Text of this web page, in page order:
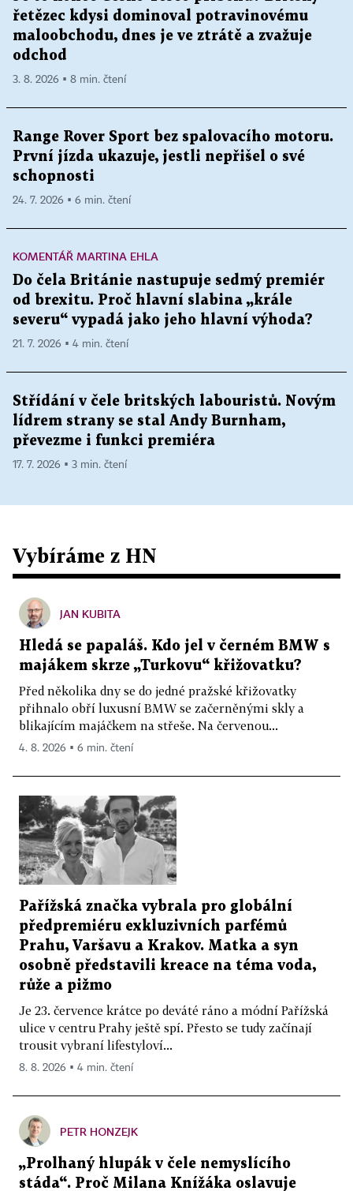
řetězec kdysi dominoval potravinovému
maloobchodu, dnes je ve ztrátě a zvažuje
odchod
3. 8. 2026 ▪ 8 min. čtení
Range Rover Sport bez spalovacího motoru.
První jízda ukazuje, jestli nepřišel o své
schopnosti
24. 7. 2026 ▪ 6 min. čtení
KOMENTÁŘ MARTINA EHLA
Do čela Británie nastupuje sedmý premiér
od brexitu. Proč hlavní slabina „krále
severu“ vypadá jako jeho hlavní výhoda?
21. 7. 2026 ▪ 4 min. čtení
Střídání v čele britských labouristů. Novým
lídrem strany se stal Andy Burnham,
převezme i funkci premiéra
17. 7. 2026 ▪ 3 min. čtení
Vybíráme z HN
JAN KUBITA
Hledá se papaláš. Kdo jel v černém BMW s
majákem skrze „Turkovu“ křižovatku?
Před několika dny se do jedné pražské křižovatky
přihnalo obří luxusní BMW se začerněnými skly a
blikajícím majáčkem na střeše. Na červenou...
4. 8. 2026 ▪ 6 min. čtení
Pařížská značka vybrala pro globální
předpremiéru exkluzivních parfémů
Prahu, Varšavu a Krakov. Matka a syn
osobně představili kreace na téma voda,
růže a pižmo
Je 23. července krátce po deváté ráno a módní Pařížská
ulice v centru Prahy ještě spí. Přesto se tudy začínají
trousit vybraní lifestyloví...
8. 8. 2026 ▪ 4 min. čtení
PETR HONZEJK
„Prolhaný hlupák v čele nemyslícího
stáda“. Proč Milana Knížáka oslavuje